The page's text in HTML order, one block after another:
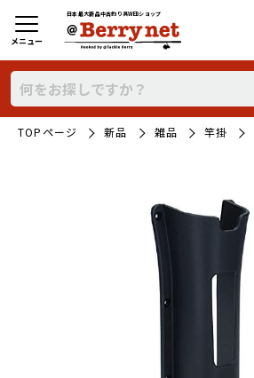
日本最大新品中古釣り具WEBショップ
メニュー
TOPページ 新品 雑品 竿掛